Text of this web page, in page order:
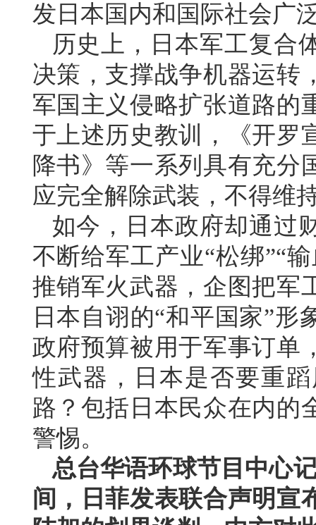
发日本国内和国际社会广
历史上，日本军工复合
决策，支撑战争机器运转
军国主义侵略扩张道路的
于上述历史教训，《开罗
降书》等一系列具有充分
应完全解除武装，不得维
如今，日本政府却通过
不断给军工产业“松绑”“
推销军火武器，企图把军
日本自诩的“和平国家”
政府预算被用于军事订单
性武器，日本是否要重
路？包括日本民众在内的
警惕。
总台华语环球节目中心
间，日菲发表联合声明宣